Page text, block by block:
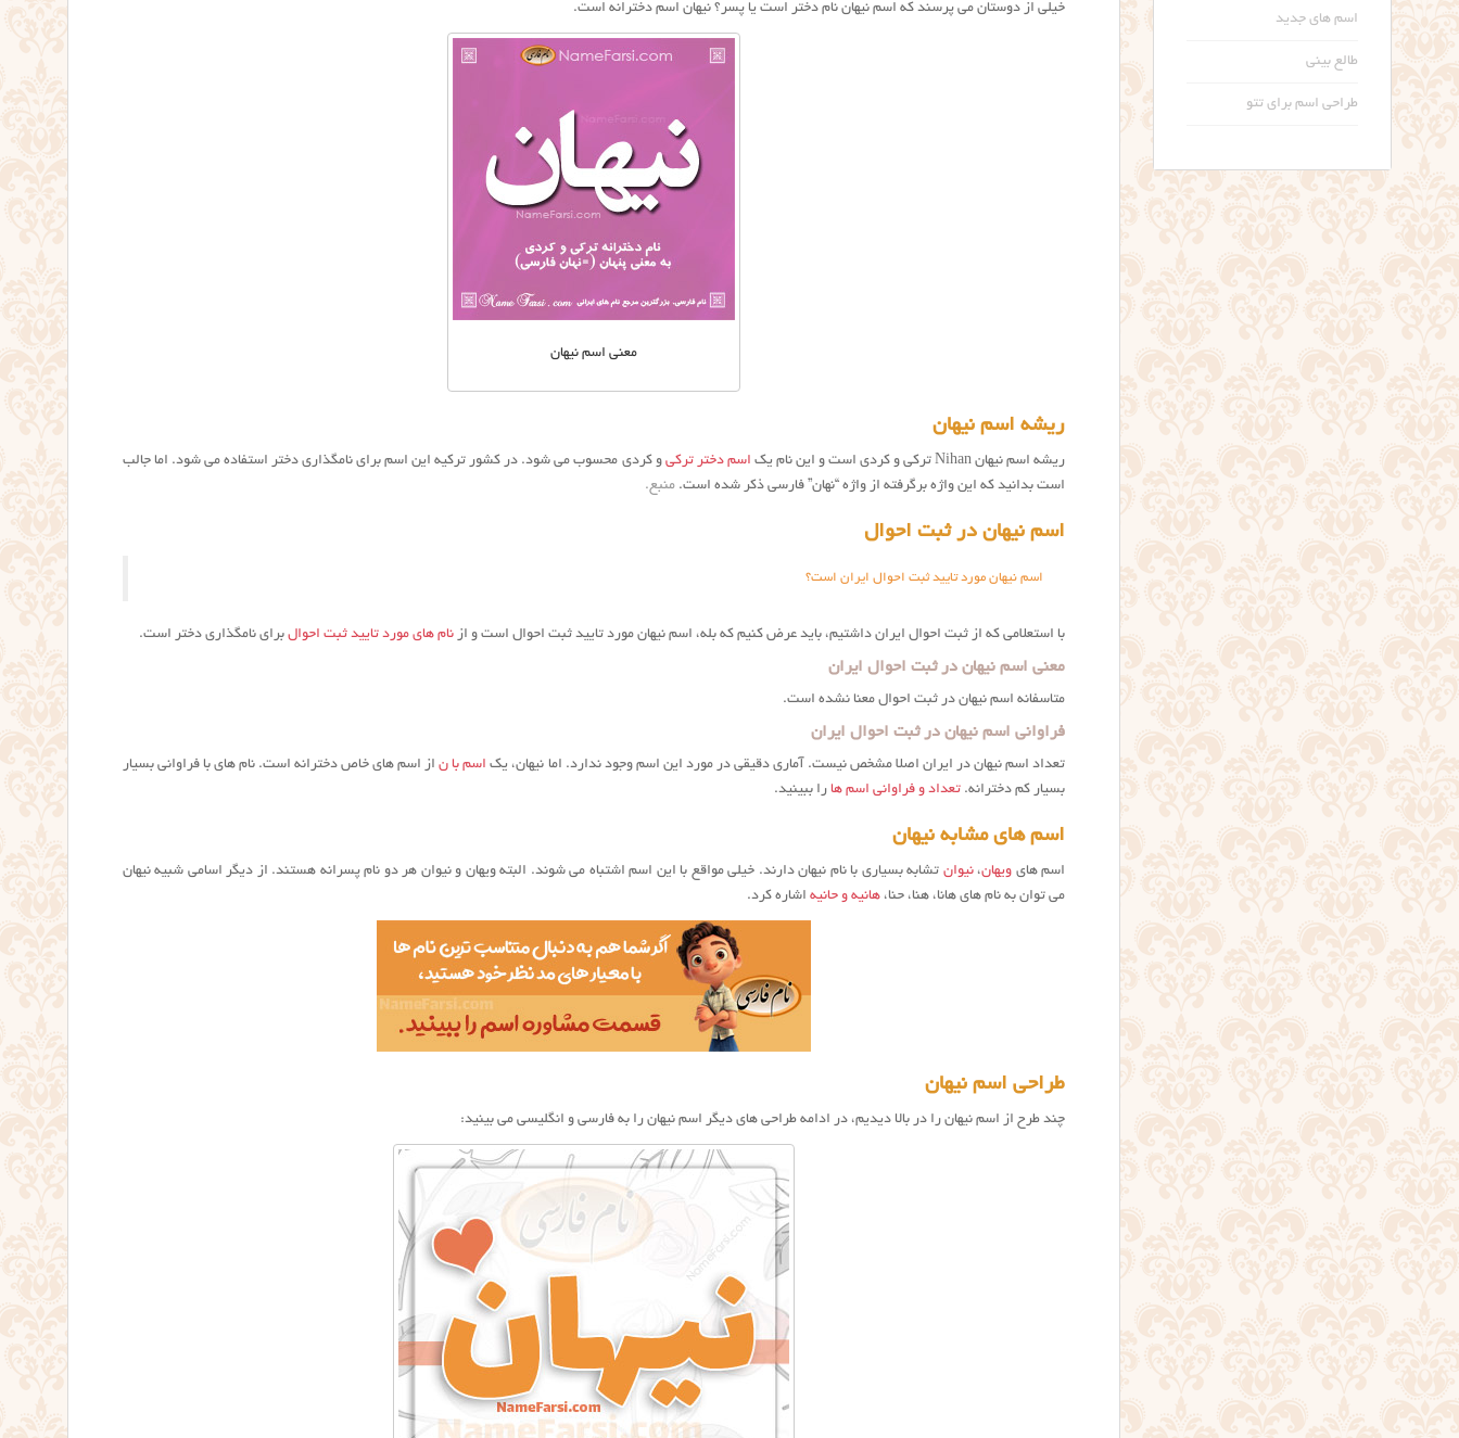
خیلی از دوستان می پرسند که اسم نيهان نام دختر است یا پسر؟ نیهان اسم دخترانه است.
معنی اسم نیهان
ریشه اسم نیهان
ریشه اسم نیهان Nihan ترکی و کردی است و این نام یک اسم دختر ترکی و کردی محسوب می شود. در کشور ترکیه این اسم برای نامگذاری دختر استفاده می شود. اما جالب
است بدانید که این واژه برگرفته از واژه “نهان” فارسی ذکر شده است. منبع.
اسم نیهان در ثبت احوال
اسم نیهان مورد تایید ثبت احوال ایران است؟
با استعلامی که از ثبت احوال ایران داشتیم، باید عرض کنیم که بله، اسم نیهان مورد تایید ثبت احوال است و از نام های مورد تایید ثبت احوال برای نامگذاری دختر است.
معنی اسم نیهان در ثبت احوال ایران
متاسفانه اسم نیهان در ثبت احوال معنا نشده است.
فراوانی اسم نیهان در ثبت احوال ایران
تعداد اسم نیهان در ایران اصلا مشخص نیست. آماری دقیقی در مورد این اسم وجود ندارد. اما نیهان، یک اسم با ناز اسم های خاص دخترانه است. نام های با فراوانی بسیار
بسیار کم دخترانه. تعداد و فراوانی اسم ها را ببینید.
اسم های مشابه نیهان
اسم های ویهان،نیوان تشابه بسیاری با نام نیهان دارند. خیلی مواقع با این اسم اشتباه می شوند. البته ویهان و نیوان هر دو نام پسرانه هستند. از دیگر اسامی شبیه نیهان
می توان به نام های هانا، هنا، حنا، هانیه و حانیه اشاره کرد.
طراحی اسم نیهان
چند طرح از اسم نيهان را در بالا دیدیم، در ادامه طراحی های دیگر اسم نیهان را به فارسی و انگلیسی می بینید:
اسم های جدید
طالع بینی
طراحی اسم برای تتو